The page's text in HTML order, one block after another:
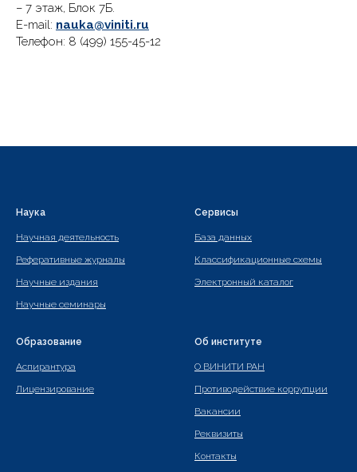
– 7 этаж, Блок 7Б.
E-mail: nauka@viniti.ru
Телефон: 8 (499) 155-45-12
Наука
Научная деятельность
Реферативные журналы
Научные издания
Научные семинары
Сервисы
База данных
Классификационные схемы
Электронный каталог
Образование
Аспирантура
Лицензирование
Об институте
О ВИНИТИ РАН
Противодействие коррупции
Вакансии
Реквизиты
Контакты